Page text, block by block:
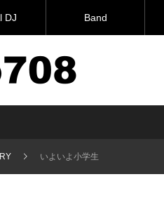
DJ Band
いよいよ小学生